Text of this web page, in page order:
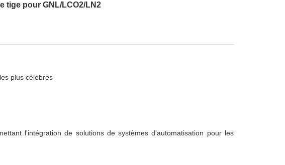
tige pour GNL/LCO2/LN2
plus célèbres
l'intégration de solutions de systèmes d'automatisation pour les